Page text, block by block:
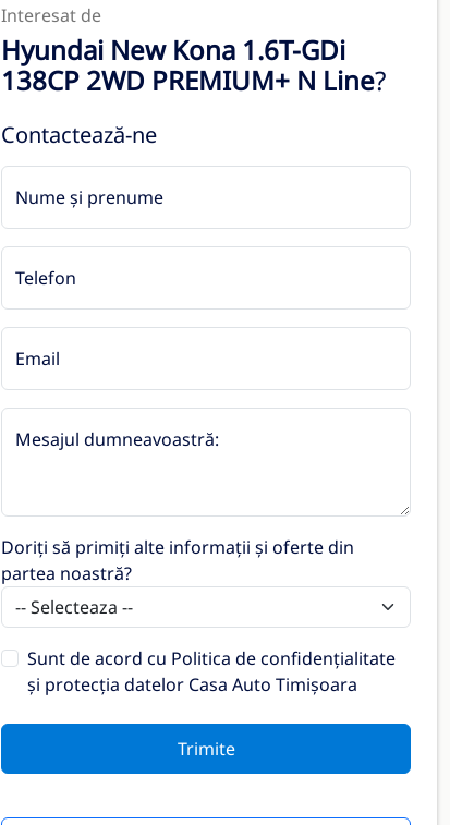
Interesat de
Hyundai New Kona 1.6T-GDi
138CP 2WD PREMIUM+ N Line?
Contactează-ne
Nume și prenume
Telefon
Email
Mesajul dumneavoastră:
Doriți să primiți alte informații și oferte din
partea noastră?
Sunt de acord cu Politica de confidențialitate
și protecția datelor Casa Auto Timișoara
Trimite